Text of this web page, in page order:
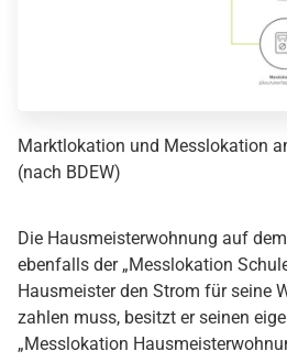
Marktlokation und Messlokation
(nach BDEW)
Die Hausmeisterwohnung auf
ebenfalls der „Messlokation
Hausmeister den Strom für seine
zahlen muss, besitzt er seinen
„Messlokation